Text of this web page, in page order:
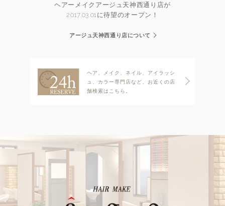
ヘアーメイクアージュ天神西通り店が
2017.03.01に待望のオープン！
アージュ天神西通り店について
ヘア、メイク、ネイル、アイラッシ
ュ、カラー専門店など、お近くの店
舗検索はこちら。